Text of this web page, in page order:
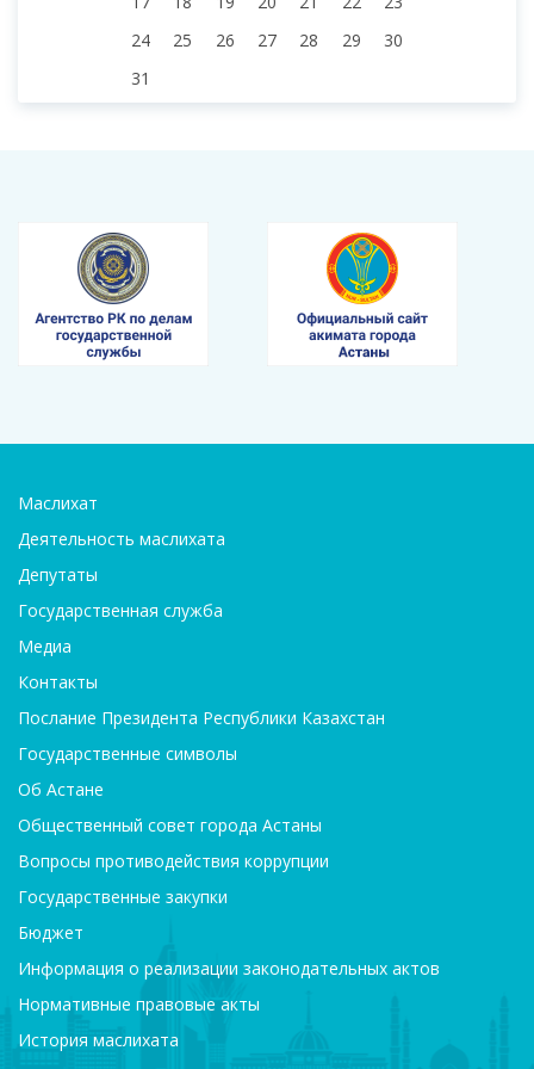
24
25 26 27 28 29
30
31
Маслихат
Деятельность маслихата
Депутаты
Государственная служба
Медиа
Контакты
Послание Президента Республики Казахстан
Государственные символы
Об Астане
Общественный совет города Астаны
Вопросы противодействия коррупции
Государственные закупки
Бюджет
Информация о реализации законодательных актов
Нормативные правовые акты
История маслихата